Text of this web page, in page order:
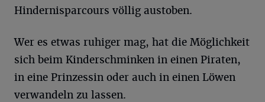
Hindernisparcours völlig austoben.
Wer es etwas ruhiger mag, hat die Möglichkeit
sich beim Kinderschminken in einen Piraten,
in eine Prinzessin oder auch in einen Löwen
verwandeln zu lassen.